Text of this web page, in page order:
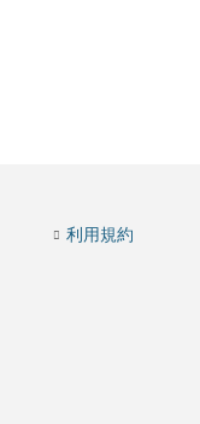
利用規約